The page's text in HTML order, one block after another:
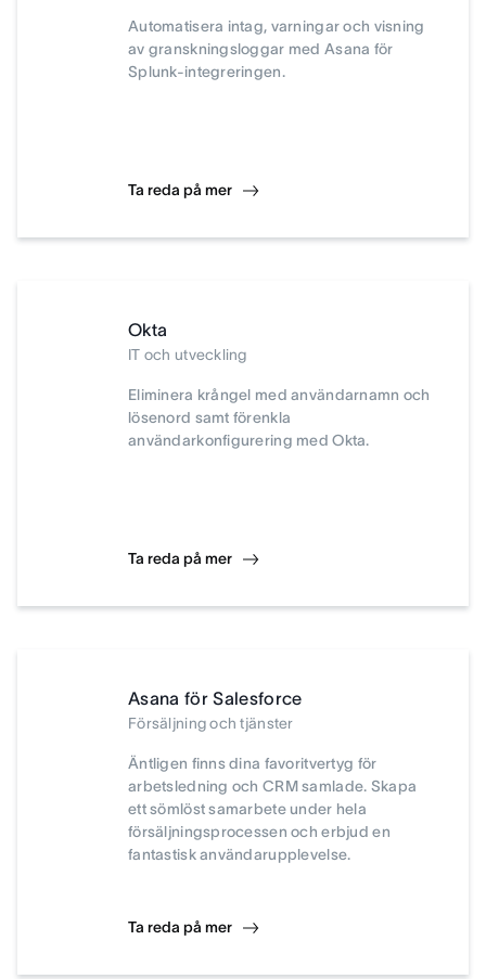
Automatisera intag, varningar och visning
av granskningsloggar med Asana för
Splunk-integreringen.
Ta reda på mer
Okta
IT och utveckling
Eliminera krångel med användarnamn och
lösenord samt förenkla
användarkonfigurering med Okta.
Ta reda på mer
Asana för Salesforce
Försäljning och tjänster
Äntligen finns dina favoritvertyg för
arbetsledning och CRM samlade. Skapa
ett sömlöst samarbete under hela
försäljningsprocessen och erbjud en
fantastisk användarupplevelse.
Ta reda på mer